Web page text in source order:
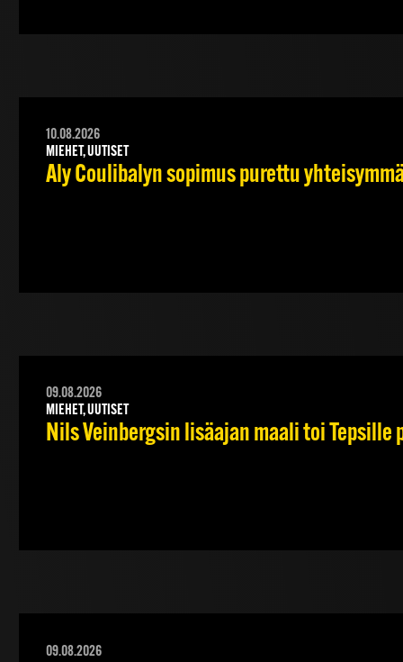
10.08.2026
MIEHET, UUTISET
Aly Coulibalyn sopimus purettu
09.08.2026
MIEHET, UUTISET
Nils Veinbergsin lisäajan maali toi Tepsille
09.08.2026